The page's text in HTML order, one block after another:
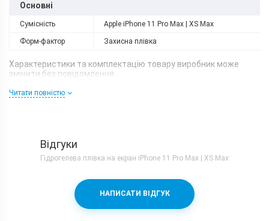
Основні
Сумісність Apple iPhone 11 Pro Max | XS Max
Форм-фактор Захисна плівка
Характеристики та комплектацію товару виробник може
змінити без повідомлення.
Читати повністю
Відгуки
Гідрогелева плівка на екран iPhone 11 Pro Max | XS Max
НАПИСАТИ ВІДГУК